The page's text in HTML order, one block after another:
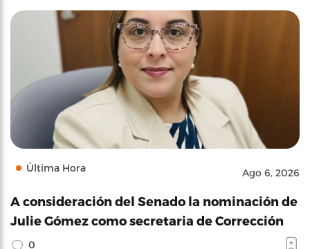
Última Hora Ago 6, 2026
A consideración del Senado la nominación de
Julie Gómez como secretaria de Corrección
0